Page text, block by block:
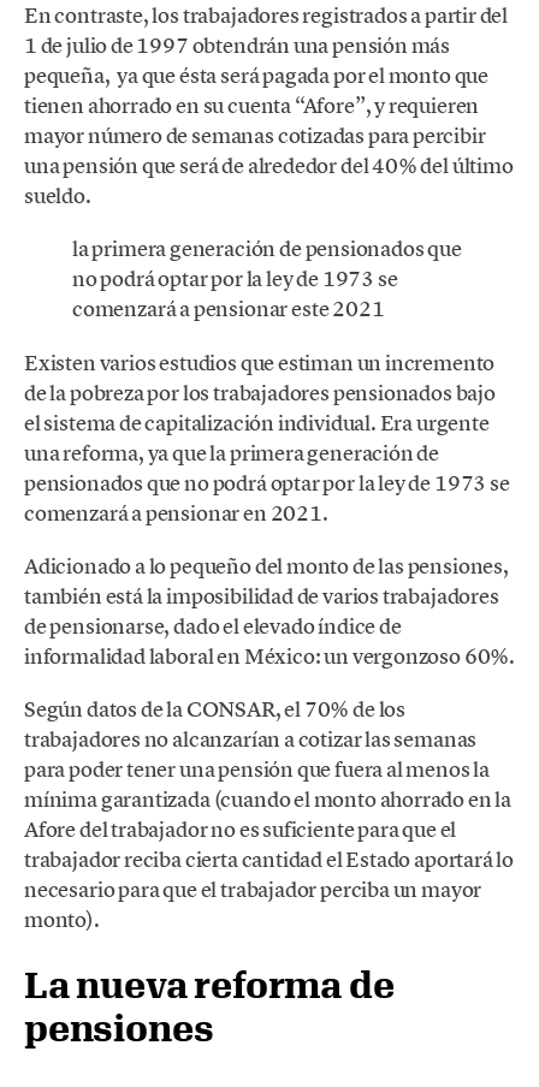
En contraste, los trabajadores registrados a partir del
1 de julio de 1997 obtendrán una pensión más
pequeña, ya que ésta será pagada por el monto que
tienen ahorrado en su cuenta “Afore”, y requieren
mayor número de semanas cotizadas para percibir
una pensión que será de alrededor del 40% del último
sueldo.
la primera generación de pensionados que
no podrá optar por la ley de 1973 se
comenzará a pensionar este 2021
Existen varios estudios que estiman un incremento
de la pobreza por los trabajadores pensionados bajo
el sistema de capitalización individual. Era urgente
una reforma, ya que la primera generación de
pensionados que no podrá optar por la ley de 1973 se
comenzará a pensionar en 2021.
Adicionado a lo pequeño del monto de las pensiones,
también está la imposibilidad de varios trabajadores
de pensionarse, dado el elevado índice de
informalidad laboral en México: un vergonzoso 60%.
Según datos de la CONSAR, el 70% de los
trabajadores no alcanzarían a cotizar las semanas
para poder tener una pensión que fuera al menos la
mínima garantizada (cuando el monto ahorrado en la
Afore del trabajador no es suficiente para que el
trabajador reciba cierta cantidad el Estado aportará lo
necesario para que el trabajador perciba un mayor
monto).
La nueva reforma de
pensiones